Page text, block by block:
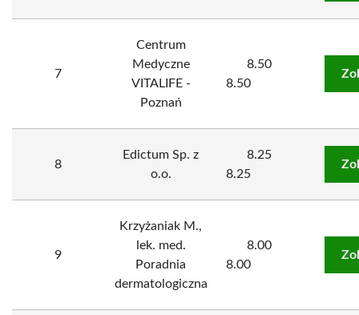
7
Centrum
Medyczne
VITALIFE -
Poznań
8.50
8.50
8
Edictum Sp. z
o.o.
8.25
8.25
9
Krzyżaniak M.,
lek. med.
Poradnia
dermatologiczna
8.00
8.00